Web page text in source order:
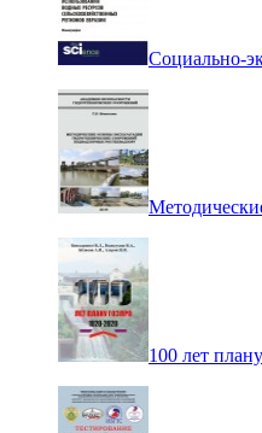
Социально-
100 лет